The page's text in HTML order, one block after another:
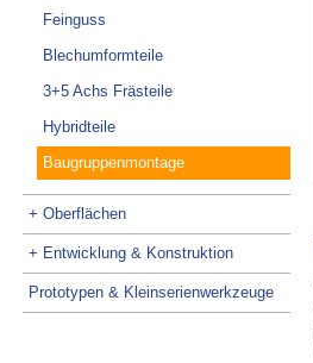
Feinguss
Blechumformteile
3+5 Achs Frästeile
Hybridteile
Baugruppenmontage
+ Oberflächen
+ Entwicklung & Konstruktion
Prototypen & Kleinserienwerkzeuge